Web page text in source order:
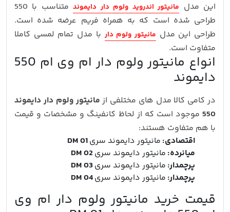
این مدل مانیتور اندروید ولوم دار دایموند
متناسب با 550
طراحی شده است که به همراه فریم عرضه شده است.
طراحی این مدل مانیتور ولوم دار با مدل تمام لمسی کاملا
متفاوت است.
انواع مانیتور ولوم دار ام وی ام 550
دایموند
در کامی کالا مدل های مختلفی از مانیتور ولوم دار دایموند
550 موجود است که از لحاظ کانفینگ و مشخصات و قیمت
با هم متفاوت هستند:
اقتصادی: مانیتور دایموند سریDM 01
میانرده: مانیتور دایموند سریDM 02
پرچمدار: مانیتور دایموند سریDM 03
پرچمدار: مانیتور دایموند سریDM 04
قیمت خرید مانیتور ولوم دار ام وی